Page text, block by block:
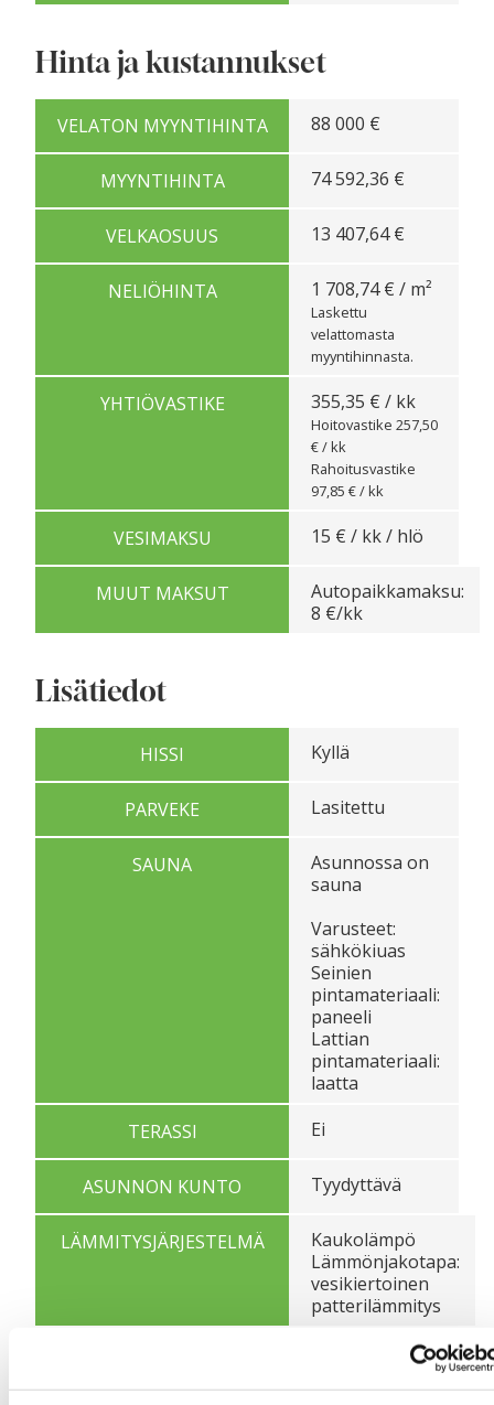
Hinta ja kustannukset
VELATON MYYNTIHINTA 88 000 €
MYYNTIHINTA 74 592,36 €
VELKAOSUUS 13 407,64 €
NELIÖHINTA 1 708,74 € / m²
Laskettu
velattomasta
myyntihinnasta.
YHTIÖVASTIKE 355,35 € / kk
Hoitovastike 257,50
€ / kk
Rahoitusvastike
97,85 € / kk
VESIMAKSU 15 € / kk / hlö
MUUT MAKSUT
Autopaikkamaksu:
8 €/kk
Lisätiedot
HISSI Kyllä
PARVEKE Lasitettu
SAUNA
Asunnossa on
sauna
Varusteet:
sähkökiuas
Seinien
pintamateriaali:
paneeli
Lattian
pintamateriaali:
laatta
TERASSI
Ei
ASUNNON KUNTO Tyydyttävä
LÄMMITYSJÄRJESTELMÄ
Kaukolämpö
Lämmönjakotapa:
vesikiertoinen
patterilämmitys